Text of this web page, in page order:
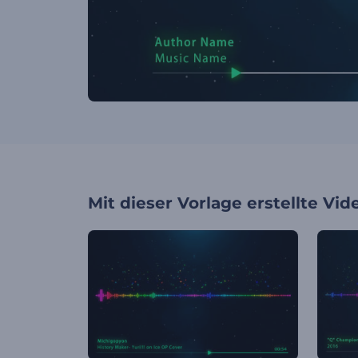
Mit dieser Vorlage erstellte